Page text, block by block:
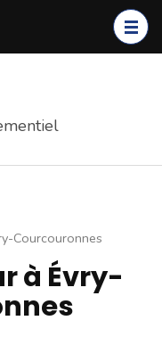
Courcouronnes
à Évry-